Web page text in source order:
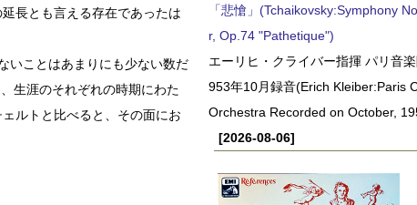
長とも言える存在であったは
いことはあまりにも少ない数だ
生涯のそれぞれの時期にわた
ルトと比べると、その面にお
「悲愴」(Tchaikovsky:Symphony
r, Op.74 "Pathetique")
エーリヒ・クライバー指揮 パリ音
953年10月録音(Erich Kleiber:Paris
Orchestra Recorded on October,
[2026-08-06]